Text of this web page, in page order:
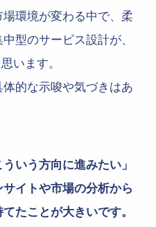
環境が変わる中で、柔
型のサービス設計が、
います。
的な示唆や気づきはあ
いう方向に進みたい」
イトや市場の分析から
たことが大きいです。